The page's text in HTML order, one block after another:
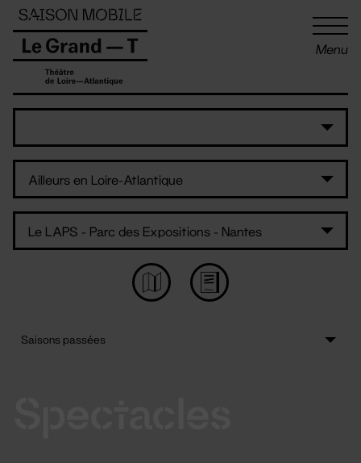
Menu
Panneau de gestion des cookies